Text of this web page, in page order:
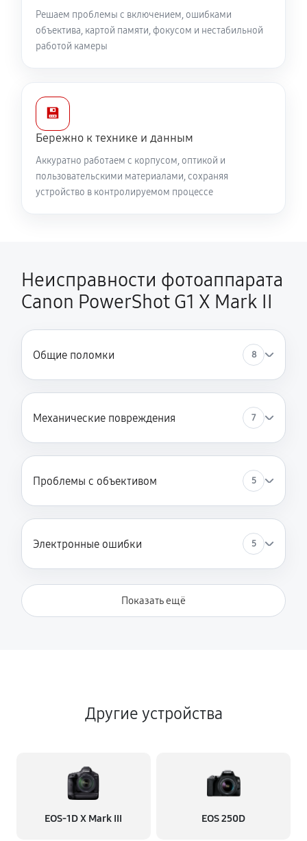
Решаем проблемы с включением, ошибками
объектива, картой памяти, фокусом и нестабильной
работой камеры
💾
Бережно к технике и данным
Аккуратно работаем с корпусом, оптикой и
пользовательскими материалами, сохраняя
устройство в контролируемом процессе
Неисправности фотоаппарата
Canon PowerShot G1 X Mark II
Общие поломки 8
Механические повреждения 7
Проблемы с объективом 5
Электронные ошибки 5
Показать ещё
Другие устройства
EOS‑1D X Mark III EOS 250D